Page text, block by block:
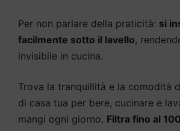
Per non parlare della praticità: si
facilmente sotto il lavello,
invisibile in cucina.
Trova la tranquillità e la comodità
di casa tua per bere, cucinare e
mangi ogni giorno. Filtra fino al